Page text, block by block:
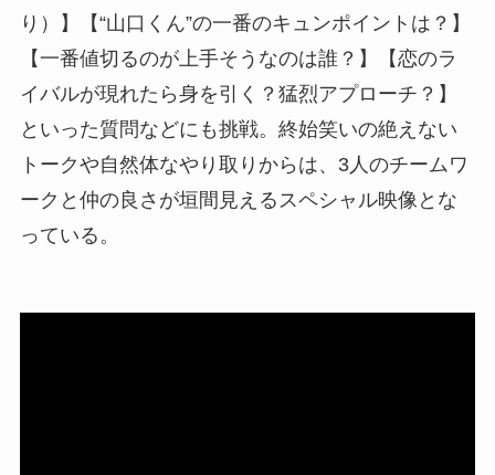
り）】【“山口くん”の一番のキュンポイントは？】
【一番値切るのが上手そうなのは誰？】【恋のラ
イバルが現れたら身を引く？猛烈アプローチ？】
といった質問などにも挑戦。終始笑いの絶えない
トークや自然体なやり取りからは、3人のチームワ
ークと仲の良さが垣間見えるスペシャル映像とな
っている。